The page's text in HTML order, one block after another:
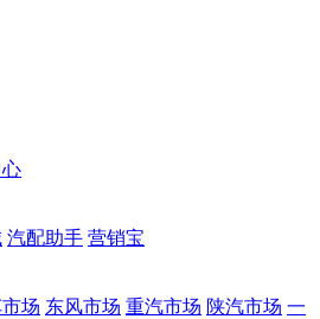
汽配助手 营销宝
场 东风市场 重汽市场 陕汽市场 一